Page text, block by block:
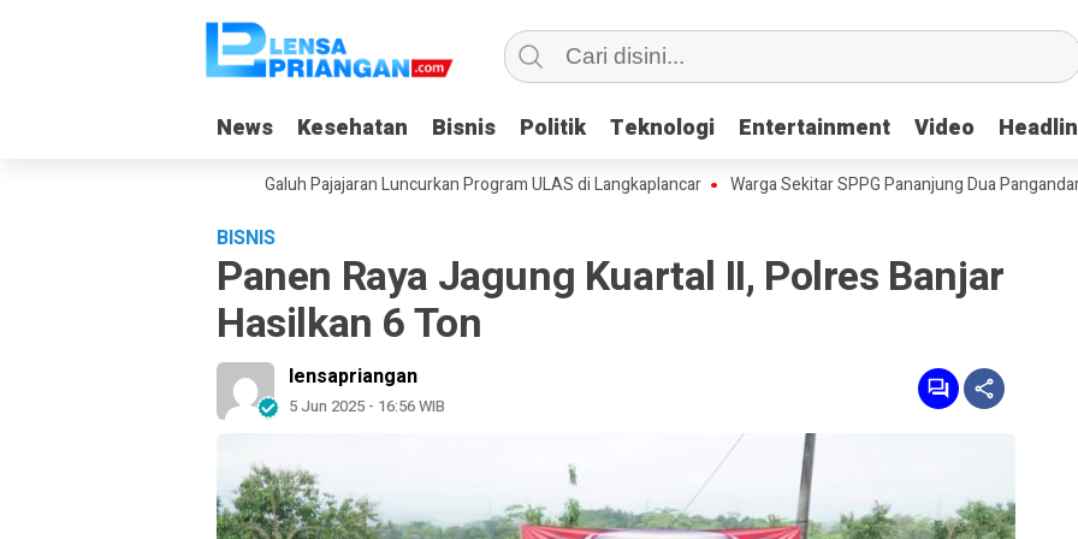
News Kesehatan Bisnis Politik Teknologi Entertainment Video
News Kesehatan Bisnis Politik Teknologi Entertainment Video
Yayasan Dangiang Galuh Pajajaran Luncurkan Program ULAS di Langkaplancar Warga Sekitar SPPG Pananjung Dua Pangandaran,
BISNIS
Panen Raya Jagung Kuartal II, Polres Banjar
Hasilkan 6 Ton
lensapriangan
5 Jun 2025 - 16:56 WIB